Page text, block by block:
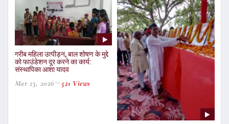
गरीब महिला उत्पीड़न, बाल शोषण के मुद्दे
को फाउंडेशन दूर करने का कार्य:
संस्थापिका आशा यादव
Mar 23, 2026 521 Views